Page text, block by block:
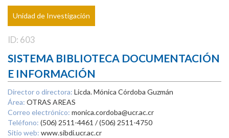
Unidad de Investigación
ID: 603
SISTEMA BIBLIOTECA DOCUMENTACIÓN
E INFORMACIÓN
Director o directora: Licda. Mónica Córdoba Guzmán
Área: OTRAS AREAS
Correo electrónico: monica.cordoba@ucr.ac.cr
Teléfono: (506) 2511-4461 / (506) 2511-4750
Sitio web: www.sibdi.ucr.ac.cr